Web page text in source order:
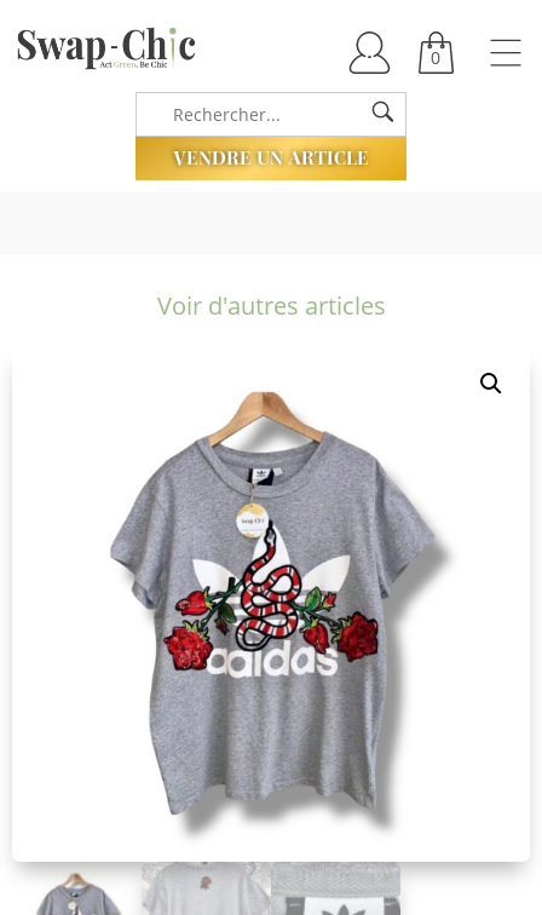
0
VENDRE UN ARTICLE
Voir d'autres articles